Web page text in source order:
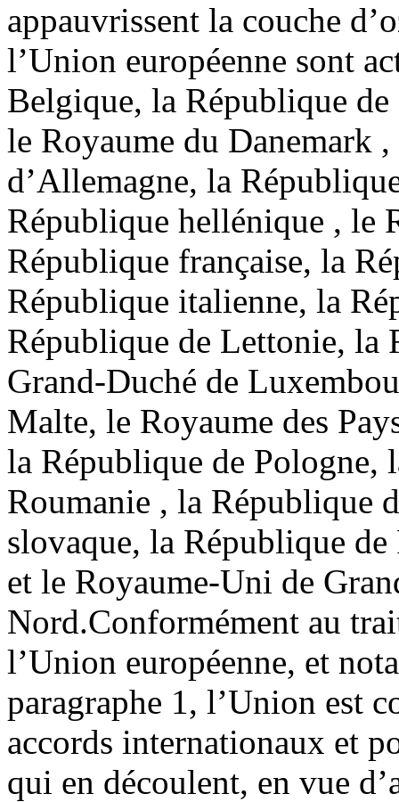
appauvrissent la couche
l’Union européenne sont
Belgique, la République
le Royaume du Danemark
d’Allemagne, la
République hellénique , le
République française, la
République italienne, la
République de Lettonie, la
Grand-Duché de
Malte, le Royaume des
la République de Pologne,
Roumanie , la République
slovaque, la République
et le Royaume-Uni de
Nord.Conformément au
l’Union européenne, et
paragraphe 1, l’Union est
accords internationaux et
qui en découlent, en vue